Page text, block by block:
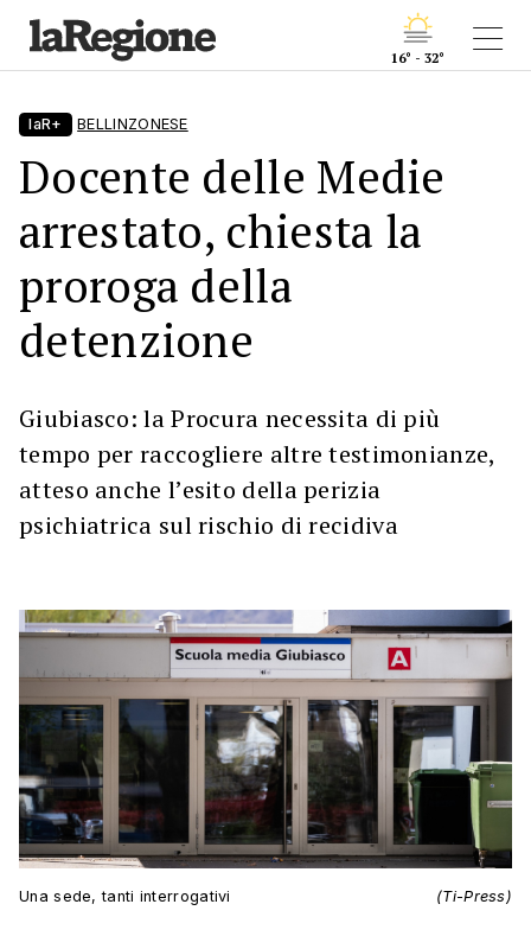
16° - 32°
laR+ BELLINZONESE
Docente delle Medie
arrestato, chiesta la
proroga della
detenzione
Giubiasco: la Procura necessita di più
tempo per raccogliere altre testimonianze,
atteso anche l’esito della perizia
psichiatrica sul rischio di recidiva
Una sede, tanti interrogativi (Ti-Press)